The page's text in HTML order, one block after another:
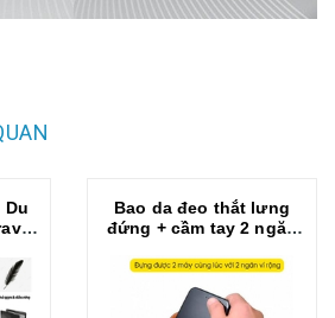
Du
Bao da đeo thắt lưng
đứng + cầm tay 2 ngăn